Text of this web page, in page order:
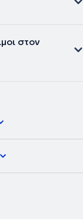
στον